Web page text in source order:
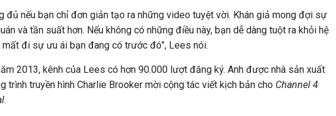
đủ nếu bạn chỉ đơn giản tạo ra những video tuyệt vời. Khán giả mong đợi sự
và tần suất hơn. Nếu không có những điều này, bạn dễ dàng tuột ra khỏi hệ
mất đi sự ưu ái bạn đang có trước đó”, Lees nói.
2013, kênh của Lees có hơn 90.000 lượt đăng ký. Anh được nhà sản xuất
trình truyền hình Charlie Brooker mời cộng tác viết kịch bản cho Channel 4
.